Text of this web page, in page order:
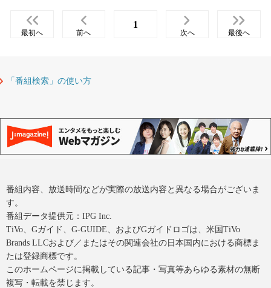
最初へ 前へ
1
次へ 最後へ
「番組検索」の使い方
番組内容、放送時間などが実際の放送内容と異なる場合がございま
す。
番組データ提供元：IPG Inc.
TiVo、Gガイド、G-GUIDE、およびGガイドロゴは、米国TiVo
Brands LLCおよび／またはその関連会社の日本国内における商標ま
たは登録商標です。
このホームページに掲載している記事・写真等あらゆる素材の無断
複写・転載を禁じます。